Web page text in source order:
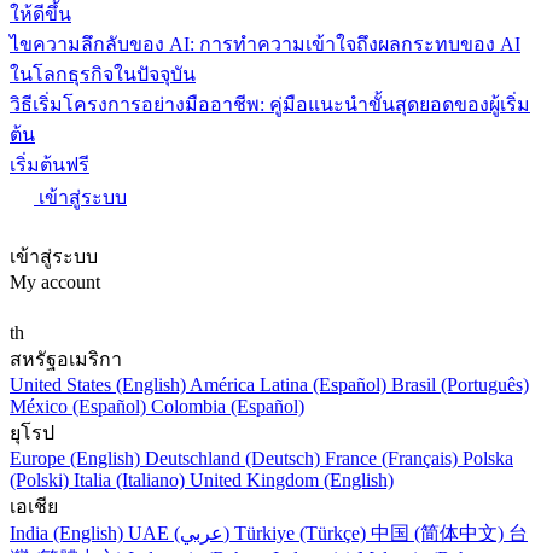
ให้ดีขึ้น
ไขความลึกลับของ AI: การทำความเข้าใจถึงผลกระทบของ AI
ในโลกธุรกิจในปัจจุบัน
วิธีเริ่มโครงการอย่างมืออาชีพ: คู่มือแนะนำขั้นสุดยอดของผู้เริ่ม
ต้น
เริ่มต้นฟรี
เข้าสู่ระบบ
เข้าสู่ระบบ
My account
th
สหรัฐอเมริกา
United States (English) América Latina (Español) Brasil (Português)
México (Español) Colombia (Español)
ยุโรป
Europe (English) Deutschland (Deutsch) France (Français) Polska
(Polski) Italia (Italiano) United Kingdom (English)
เอเชีย
India (English)
UAE (عربي) Türkiye (Türkçe) 中国 (简体中文) 台